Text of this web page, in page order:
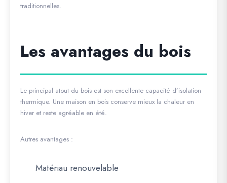
traditionnelles.
Les avantages du bois
Le principal atout du bois est son excellente capacité d’isolation
thermique. Une maison en bois conserve mieux la chaleur en
hiver et reste agréable en été.
Autres avantages :
Matériau renouvelable